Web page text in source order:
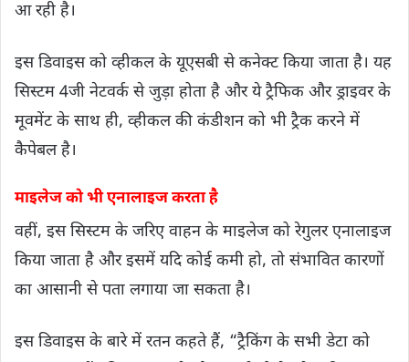
आ रही है।
इस डिवाइस को व्हीकल के यूएसबी से कनेक्ट किया जाता है। यह
सिस्टम 4जी नेटवर्क से जुड़ा होता है और ये ट्रैफिक और ड्राइवर के
मूवमेंट के साथ ही, व्हीकल की कंडीशन को भी ट्रैक करने में
कैपेबल है।
माइलेज को भी एनालाइज करता है
वहीं, इस सिस्टम के जरिए वाहन के माइलेज को रेगुलर एनालाइज
किया जाता है और इसमें यदि कोई कमी हो, तो संभावित कारणों
का आसानी से पता लगाया जा सकता है।
इस डिवाइस के बारे में रतन कहते हैं, “ट्रैकिंग के सभी डेटा को